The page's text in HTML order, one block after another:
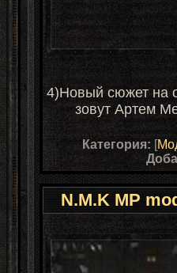
4)Новый сюжет на
зовут Артем
Категория: [
N.M.K MP